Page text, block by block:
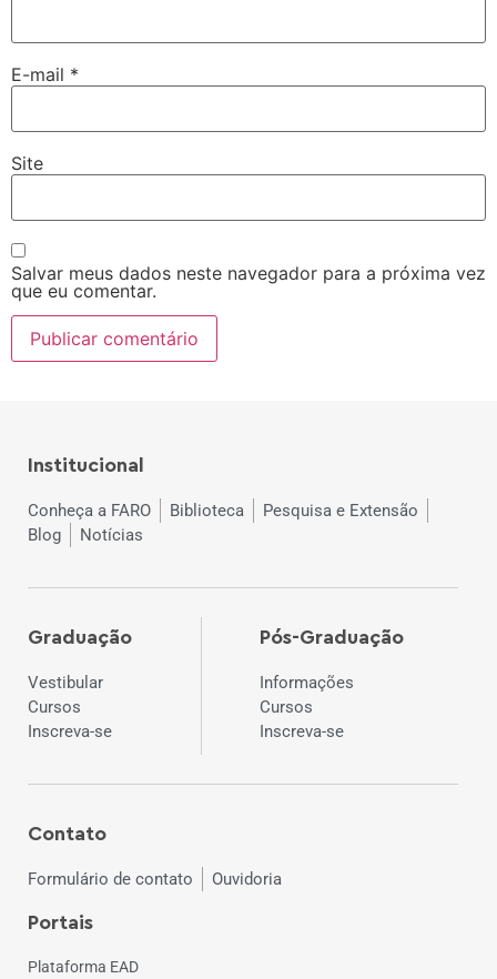
E-mail *
Site
Salvar meus dados neste navegador para a próxima vez
que eu comentar.
Institucional
Conheça a FARO Biblioteca
Pesquisa e Extensão
Blog
Notícias
Graduação
Vestibular
Cursos
Inscreva-se
Pós-Graduação
Informações
Cursos
Inscreva-se
Contato
Formulário de contato Ouvidoria
Portais
Plataforma EAD